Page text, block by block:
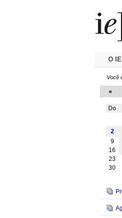
O
Você
«
Do
2
9
16
23
30